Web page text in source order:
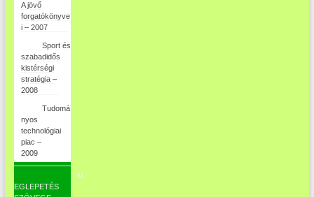
A jövő
forgatókönyve
i – 2007
Sport és
szabadidős
kistérségi
stratégia –
2008
Tudomá
nyos
technológiai
piac –
2009
M
EGLEPETÉS